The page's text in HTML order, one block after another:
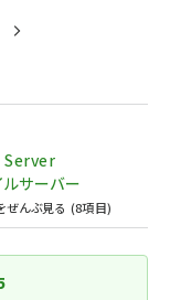
Server
ルサーバー